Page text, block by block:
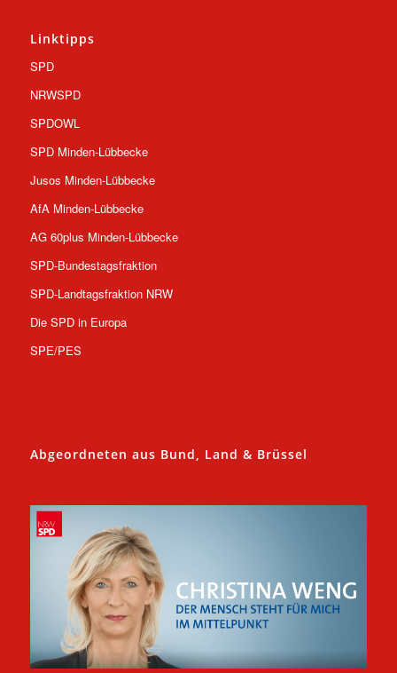
Linktipps
SPD
NRWSPD
SPDOWL
SPD Minden-Lübbecke
Jusos Minden-Lübbecke
AfA Minden-Lübbecke
AG 60plus Minden-Lübbecke
SPD-Bundestagsfraktion
SPD-Landtagsfraktion NRW
Die SPD in Europa
SPE/PES
Abgeordneten aus Bund, Land & Brüssel